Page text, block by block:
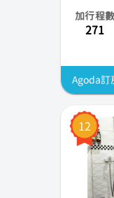
加行程數
271
Agoda訂
12